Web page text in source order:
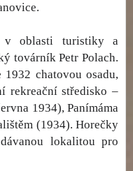
v oblasti turistiky a
továrník Petr Polach.
chatovou osadu,
rekreační středisko –
1934), Panímáma
(1934). Horečky
lokalitou pro